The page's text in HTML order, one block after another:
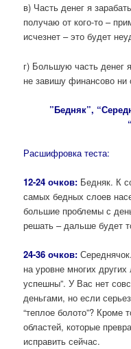
в) Часть денег я
получаю от кого-то –
исчезнет – это будет
г) Большую часть денег
не завишу финансово ни
”Бедняк”,
Расшифровка теста:
12-24 очков: Бедняк. К
самых бедных слоев
большие проблемы с
решать – дальше будет
24-36 очков:
на уровне многих
успешны”. У Вас нет
деньгами, но если
“теплое болото”? Кроме
областей, которые
исправить сейчас.